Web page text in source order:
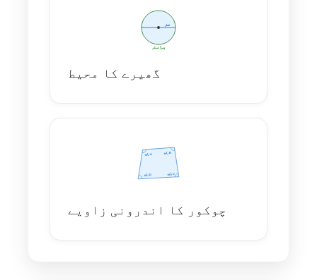
گھیرے کا محیط
چوکور کا اندرونی زاویے